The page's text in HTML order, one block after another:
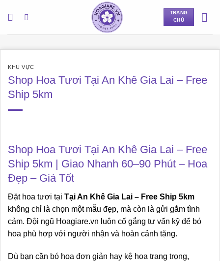
TRANG
CHỦ
KHU VỰC
Shop Hoa Tươi Tại An Khê Gia Lai – Free
Ship 5km
Shop Hoa Tươi Tại An Khê Gia Lai – Free
Ship 5km | Giao Nhanh 60–90 Phút – Hoa
Đẹp – Giá Tốt
Đặt hoa tươi tại Tại An Khê Gia Lai – Free Ship 5km
không chỉ là chọn một mẫu đẹp, mà còn là gửi gắm tình
cảm. Đội ngũ Hoagiare.vn luôn cố gắng tư vấn kỹ để bó
hoa phù hợp với người nhận và hoàn cảnh tặng.
Dù bạn cần bó hoa đơn giản hay kệ hoa trang trọng,